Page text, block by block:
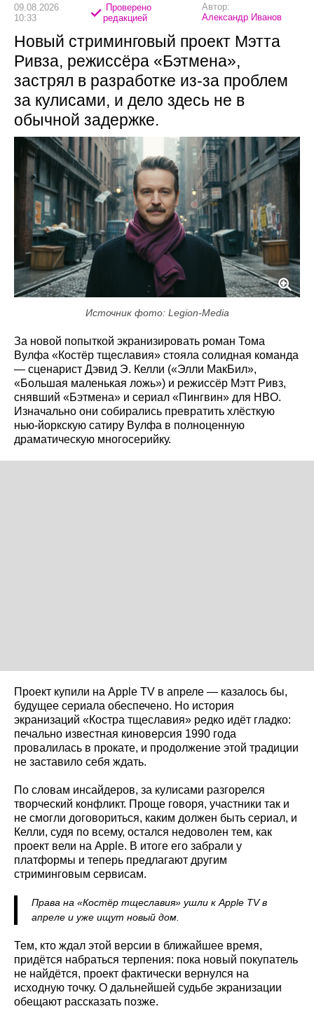
09.08.2026
10:33
Проверено
редакцией
Автор:
Александр Иванов
Новый стриминговый проект Мэтта
Ривза, режиссёра «Бэтмена»,
застрял в разработке из-за проблем
за кулисами, и дело здесь не в
обычной задержке.
Источник фото: Legion-Media
За новой попыткой экранизировать роман Тома
Вулфа «Костёр тщеславия» стояла солидная команда
— сценарист Дэвид Э. Келли («Элли МакБил»,
«Большая маленькая ложь») и режиссёр Мэтт Ривз,
снявший «Бэтмена» и сериал «Пингвин» для HBO.
Изначально они собирались превратить хлёсткую
нью-йоркскую сатиру Вулфа в полноценную
драматическую многосерийку.
Проект купили на Apple TV в апреле — казалось бы,
будущее сериала обеспечено. Но история
экранизаций «Костра тщеславия» редко идёт гладко:
печально известная киноверсия 1990 года
провалилась в прокате, и продолжение этой традиции
не заставило себя ждать.
По словам инсайдеров, за кулисами разгорелся
творческий конфликт. Проще говоря, участники так и
не смогли договориться, каким должен быть сериал, и
Келли, судя по всему, остался недоволен тем, как
проект вели на Apple. В итоге его забрали у
платформы и теперь предлагают другим
стриминговым сервисам.
Права на «Костёр тщеславия» ушли к Apple TV в
апреле и уже ищут новый дом.
Тем, кто ждал этой версии в ближайшее время,
придётся набраться терпения: пока новый покупатель
не найдётся, проект фактически вернулся на
исходную точку. О дальнейшей судьбе экранизации
обещают рассказать позже.